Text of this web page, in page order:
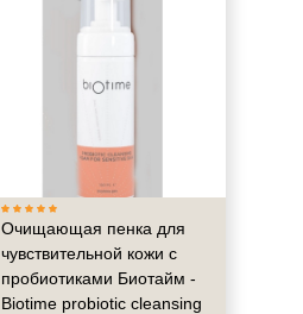
Очищающая пенка для
чувствительной кожи с
пробиотиками Биотайм -
Biotime probiotic cleansing